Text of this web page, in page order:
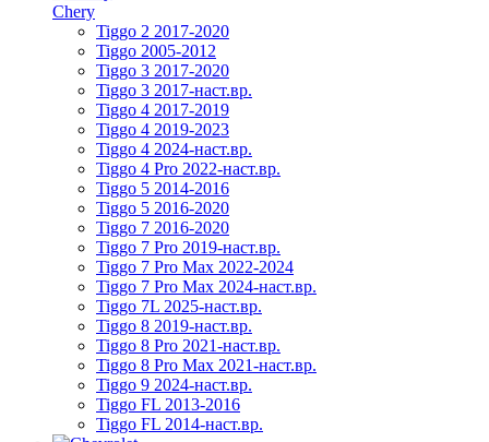
Chery
Tiggo 2 2017-2020
Tiggo 2005-2012
Tiggo 3 2017-2020
Tiggo 3 2017-наст.вр.
Tiggo 4 2017-2019
Tiggo 4 2019-2023
Tiggo 4 2024-наст.вр.
Tiggo 4 Pro 2022-наст.вр.
Tiggo 5 2014-2016
Tiggo 5 2016-2020
Tiggo 7 2016-2020
Tiggo 7 Pro 2019-наст.вр.
Tiggo 7 Pro Max 2022-2024
Tiggo 7 Pro Max 2024-наст.вр.
Tiggo 7L 2025-наст.вр.
Tiggo 8 2019-наст.вр.
Tiggo 8 Pro 2021-наст.вр.
Tiggo 8 Pro Max 2021-наст.вр.
Tiggo 9 2024-наст.вр.
Tiggo FL 2013-2016
Tiggo FL 2014-наст.вр.